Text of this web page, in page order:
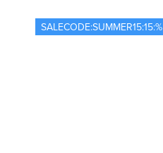
SALECODE:SUMMER15:15:%